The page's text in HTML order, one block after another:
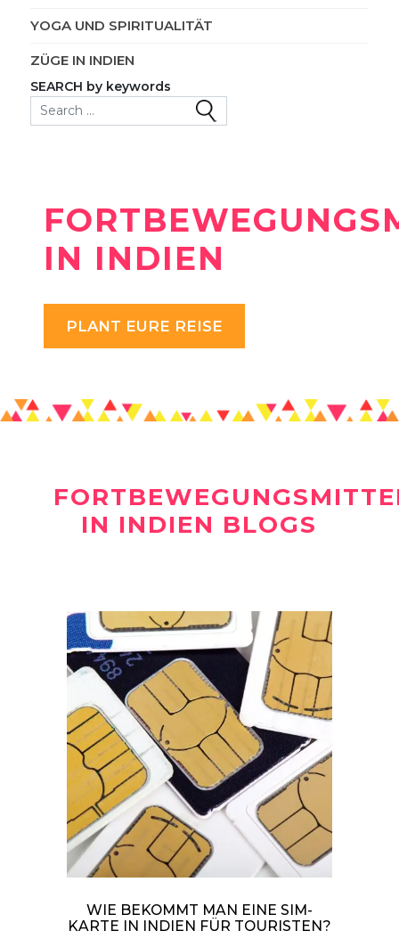
YOGA UND SPIRITUALITÄT
ZÜGE IN INDIEN
SEARCH by keywords
Search for:
IN INDIEN
PLANT EURE REISE
IN INDIEN BLOGS
WIE BEKOMMT MAN EINE SIM-
KARTE IN INDIEN FÜR TOURISTEN?